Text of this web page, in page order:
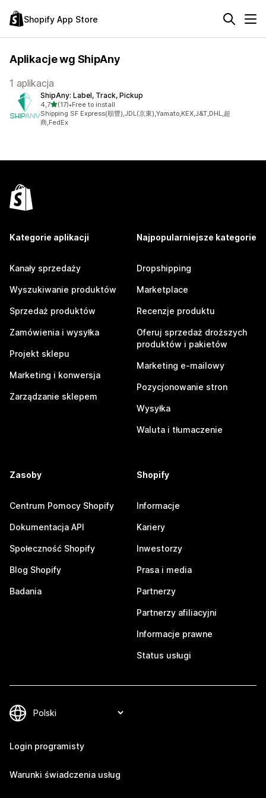
Shopify App Store
Aplikacje wg ShipAny
1 aplikacja
ShipAny: Label, Track, Pickup
4,7na 5 gwiazdek
(17)
Łączna liczba recenzji: 17
•Free to install
Shipping SF Express(順豐),JDL(京東),Yamato,KEX,J&T,DHL,超
商,FedEx
Kategorie aplikacji
Kanały sprzedaży
Wyszukiwanie produktów
Sprzedaż produktów
Zamówienia i wysyłka
Projekt sklepu
Marketing i konwersja
Zarządzanie sklepem
Najpopularniejsze kategorie
Dropshipping
Marketplace
Recenzje produktu
Oferuj sprzedaż droższych
produktów i pakietów
Marketing e-mailowy
Pozycjonowanie stron
Wysyłka
Waluta i tłumaczenie
Zasoby
Centrum Pomocy Shopify
Dokumentacja API
Społeczność Shopify
Blog Shopify
Badania
Shopify
Informacje
Kariery
Inwestorzy
Prasa i media
Partnerzy
Partnerzy afiliacyjni
Informacje prawne
Status usługi
Login programisty
Warunki świadczenia usług